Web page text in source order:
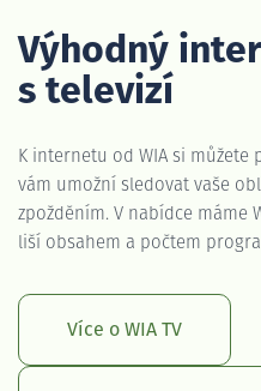
Výhodný
s televizí
K internetu od WIA si
vám umožní sledovat vaše
zpožděním. V nabídce máme
liší obsahem a počtem
Více o WIA TV